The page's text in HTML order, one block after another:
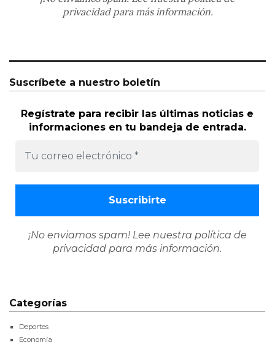
privacidadpara más información.
Suscríbete a nuestro boletín
Regístrate para recibir las últimas noticias e
informaciones en tu bandeja de entrada.
¡No enviamos spam! Lee nuestra política de
privacidad para más información.
Categorías
Deportes
Economía